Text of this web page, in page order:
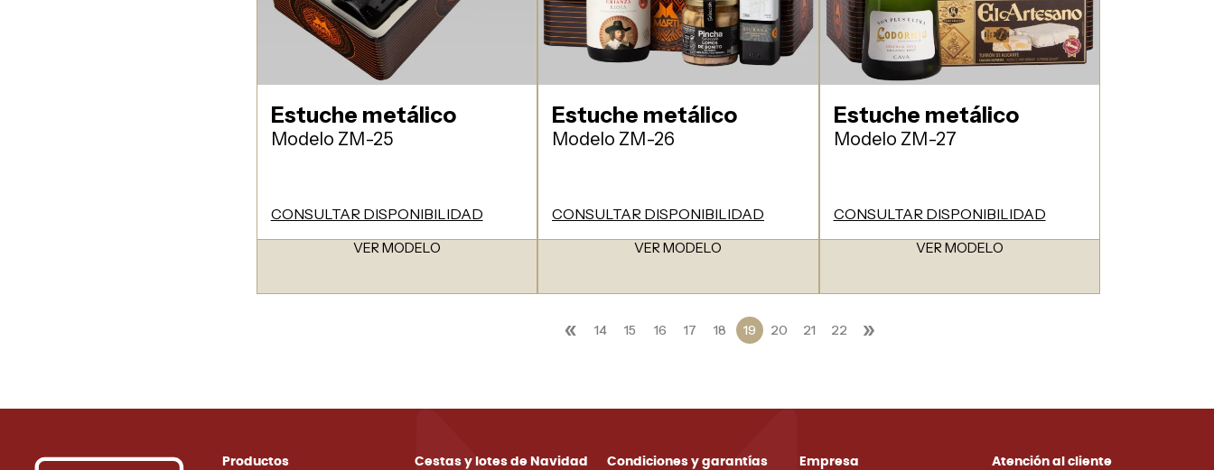
Estuche metálico
Modelo ZM-25
CONSULTAR DISPONIBILIDAD
VER MODELO
Estuche metálico
Modelo ZM-26
CONSULTAR DISPONIBILIDAD
VER MODELO
Estuche metálico
Modelo ZM-27
CONSULTAR DISPONIBILIDAD
VER MODELO
« 14 15 16 17 18 19 20 21 22 »
Productos Cestas y lotes de Navidad Condiciones y garantías Empresa Atención al cliente